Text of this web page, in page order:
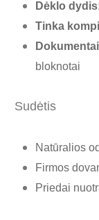
Dėklo
Tinka
bloknotai
Sudėtis
Natūralios
Firmos
Priedai